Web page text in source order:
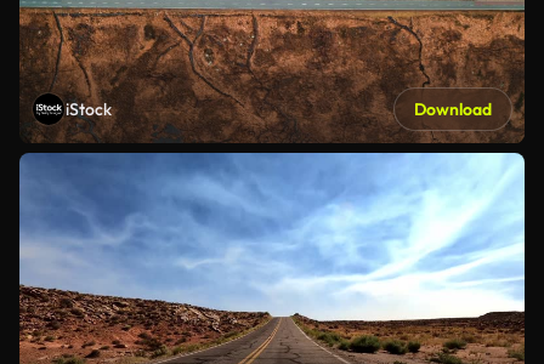
iStock Download